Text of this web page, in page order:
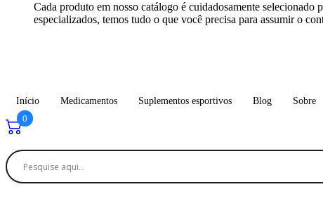
Cada produto em nosso catálogo é cuidadosamente selecionado
especializados, temos tudo o que você precisa para assumir o
Início Medicamentos Suplementos esportivos Blog Sobre
0